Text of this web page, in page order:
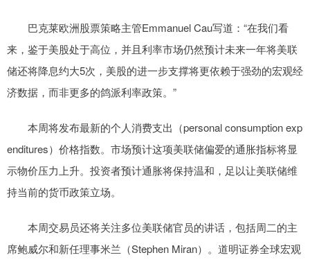
巴克莱欧洲股票策略主管Emmanuel Cau写道：“在我们看
来，鉴于美股处于高位，并且利率市场仍然预计未来一年将美联
储还将降息约大5次，美股的进一步支撑将更依赖于强劲的宏观经
济数据，而非更多的鸽派利率政策。”
本周将发布最新的个人消费支出（personal consumption exp
enditures）价格指数。市场预计这项美联储偏爱的通胀指标将显
示物价压力上升。投资者预计通胀将保持温和，足以让美联储维
持当前的货币政策立场。
本周交易员还将关注多位美联储官员的讲话，包括周二的主
席鲍威尔和新任理事米兰（Stephen Miran）。道明证券全球宏观